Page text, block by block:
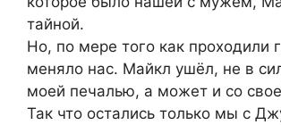
тайной.
Но, по мере того как проходили
меняло нас. Майкл ушёл, не в
моей печалью, а может и со
Так что остались только мы с